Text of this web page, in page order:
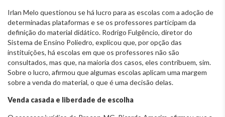
Irlan Melo questionou se há lucro para as escolas com a adoção de
determinadas plataformas e se os professores participam da
definição do material didático. Rodrigo Fulgêncio, diretor do
Sistema de Ensino Poliedro, explicou que, por opção das
instituições, há escolas em que os professores não são
consultados, mas que, na maioria dos casos, eles contribuem, sim.
Sobre o lucro, afirmou que algumas escolas aplicam uma margem
sobre a venda do material, o que é uma decisão delas.
Venda casada e liberdade de escolha